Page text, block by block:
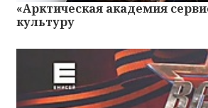
«Арктическая академия
культуру